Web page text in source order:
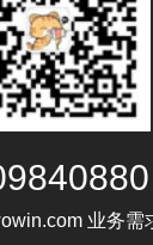
业务需